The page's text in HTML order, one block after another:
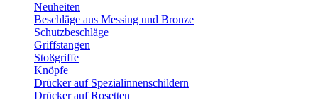
Neuheiten
Beschläge aus Messing und Bronze
Schutzbeschläge
Griffstangen
Stoßgriffe
Knöpfe
Drücker auf Spezialinnenschildern
Drücker auf Rosetten